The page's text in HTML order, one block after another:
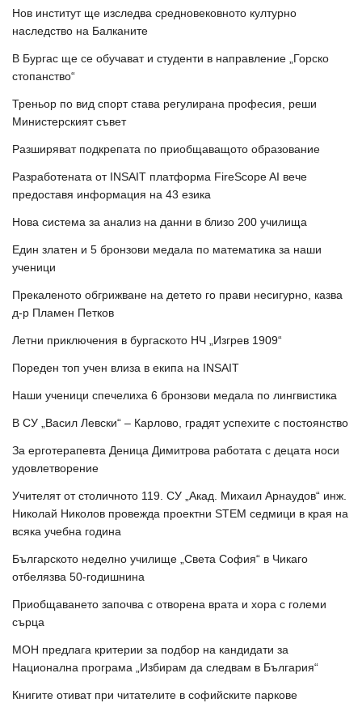
Нов институт ще изследва средновековното културно
наследство на Балканите
В Бургас ще се обучават и студенти в направление „Горско
стопанство“
Треньор по вид спорт става регулирана професия, реши
Министерският съвет
Разширяват подкрепата по приобщаващото образование
Разработената от INSAIT платформа FireScope AI вече
предоставя информация на 43 езика
Нова система за анализ на данни в близо 200 училища
Един златен и 5 бронзови медала по математика за наши
ученици
Прекаленото обгрижване на детето го прави несигурно, казва
д-р Пламен Петков
Летни приключения в бургаското НЧ „Изгрев 1909“
Пореден топ учен влиза в екипа на INSAIT
Наши ученици спечелиха 6 бронзови медала по лингвистика
В СУ „Васил Левски“ – Карлово, градят успехите с постоянство
За ерготерапевта Деница Димитрова работата с децата носи
удовлетворение
Учителят от столичното 119. СУ „Акад. Михаил Арнаудов“ инж.
Николай Николов провежда проектни STEM седмици в края на
всяка учебна година
Българското неделно училище „Света София“ в Чикаго
отбелязва 50-годишнина
Приобщаването започва с отворена врата и хора с големи
сърца
МОН предлага критерии за подбор на кандидати за
Национална програма „Избирам да следвам в България“
Книгите отиват при читателите в софийските паркове